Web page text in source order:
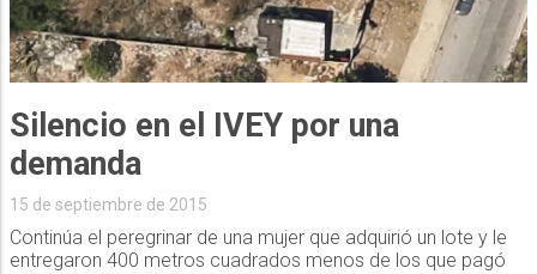
Silencio en el IVEY por una
demanda
15 de septiembre de 2015
Continúa el peregrinar de una mujer que adquirió un lote y le
entregaron 400 metros cuadrados menos de los que pagó